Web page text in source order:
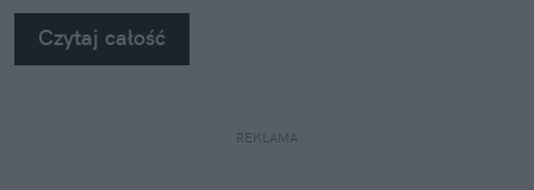
na własne oczy zobaczyć, jak profesjonaliści radzą
sobie z takimi uszkodzeniami.
Czytaj całość
REKLAMA